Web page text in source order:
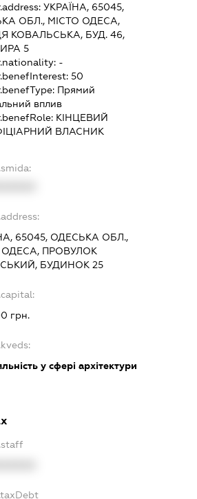
УКРАЇНА, 65045,
ОБЛ., МІСТО ОДЕСА,
КОВАЛЬСЬКА, БУД. 46,
5
-
50
Прямий
вплив
КІНЦЕВИЙ
ВЛАСНИК
65045, ОДЕСЬКА ОБЛ.,
ОДЕСА, ПРОВУЛОК
БУДИНОК 25
грн.
у сфері архітектури